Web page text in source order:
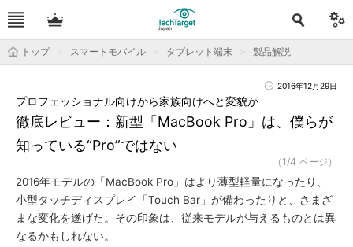
トップ スマートモバイル タブレット端末 製品解説
2016年12月29日
徹底レビュー：新型「MacBook Pro」は、僕らが
知っている“Pro”ではない
プロフェッショナル向けから家族向けへと変貌か
（1/4 ページ）
2016年モデルの「MacBook Pro」はより薄型軽量になったり、
小型タッチディスプレイ「Touch Bar」が備わったりと、さまざ
まな変化を遂げた。その印象は、従来モデルが与えるものとは異
なるかもしれない。